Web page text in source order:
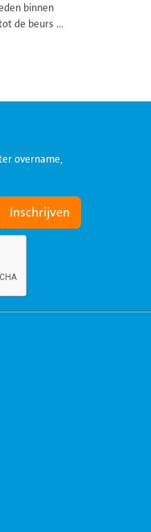
binnen
de beurs ...
overname,